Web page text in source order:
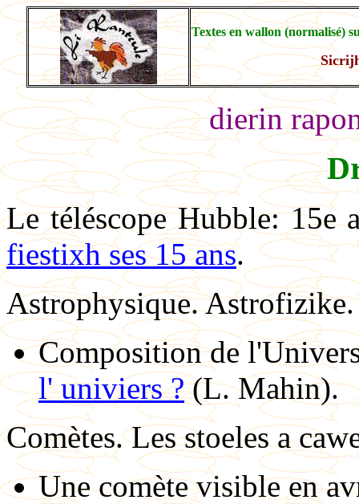
Textes en wallon (normalisé)
dierin
Le téléscope Hubble: 15e
fiestixh ses 15 ans.
Astrophysique.Astrofizike.
Composition de
l' univiers ?(L. Mahin).
Comètes.Les stoeles a
Une comète visible en